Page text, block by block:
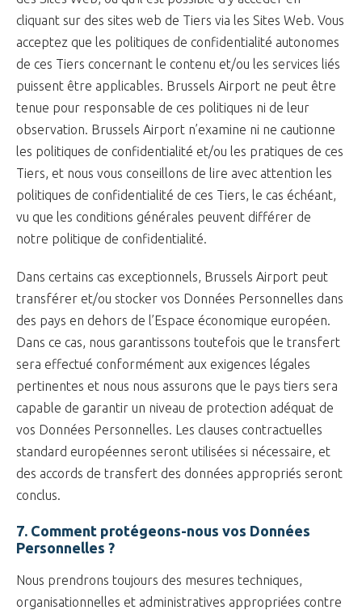
cliquant sur des sites web de Tiers via les Sites Web. Vous
acceptez que les politiques de confidentialité autonomes
de ces Tiers concernant le contenu et/ou les services liés
puissent être applicables. Brussels Airport ne peut être
tenue pour responsable de ces politiques ni de leur
observation. Brussels Airport n’examine ni ne cautionne
les politiques de confidentialité et/ou les pratiques de ces
Tiers, et nous vous conseillons de lire avec attention les
politiques de confidentialité de ces Tiers, le cas échéant,
vu que les conditions générales peuvent différer de
notre politique de confidentialité.
Dans certains cas exceptionnels, Brussels Airport peut
transférer et/ou stocker vos Données Personnelles dans
des pays en dehors de l’Espace économique européen.
Dans ce cas, nous garantissons toutefois que le transfert
sera effectué conformément aux exigences légales
pertinentes et nous nous assurons que le pays tiers sera
capable de garantir un niveau de protection adéquat de
vos Données Personnelles. Les clauses contractuelles
standard européennes seront utilisées si nécessaire, et
des accords de transfert des données appropriés seront
conclus.
7. Comment protégeons-nous vos Données
Personnelles ?
Nous prendrons toujours des mesures techniques,
organisationnelles et administratives appropriées contre